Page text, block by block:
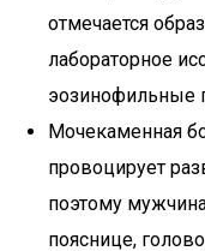
отмечается
лабораторное
эозинофильные
Мочекаменная
провоцирует
поэтому
пояснице,